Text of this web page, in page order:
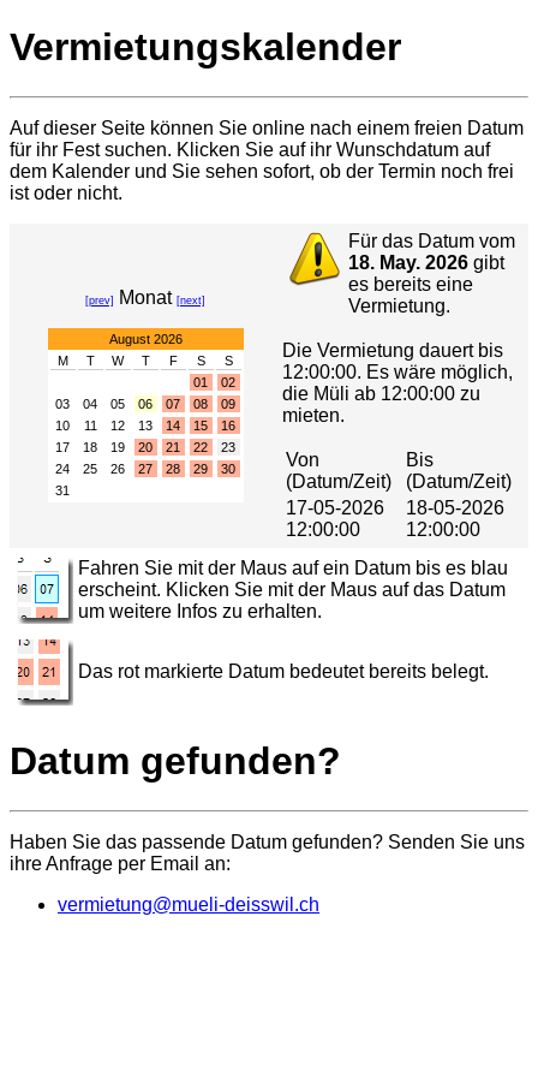
Vermietungskalender
Auf dieser Seite können Sie online nach einem freien Datum
für ihr Fest suchen. Klicken Sie auf ihr Wunschdatum auf
dem Kalender und Sie sehen sofort, ob der Termin noch frei
ist oder nicht.
[prev] Monat [next]
August 2026
M
T W T F S
S
01
02
03
04 05 06 07 08
09
10
11 12 13 14 15
16
17
18 19 20 21 22
23
24
25 26 27 28 29
30
31
Für das Datum vom
18. May. 2026 gibt
es bereits eine
Vermietung.
Die Vermietung dauert bis
12:00:00. Es wäre möglich,
die Müli ab 12:00:00 zu
mieten.
Von
(Datum/Zeit)
Bis
(Datum/Zeit)
17-05-2026
12:00:00
18-05-2026
12:00:00
Fahren Sie mit der Maus auf ein Datum bis es blau
erscheint. Klicken Sie mit der Maus auf das Datum
um weitere Infos zu erhalten.
Das rot markierte Datum bedeutet bereits belegt.
Datum gefunden?
Haben Sie das passende Datum gefunden? Senden Sie uns
ihre Anfrage per Email an:
vermietung@mueli-deisswil.ch